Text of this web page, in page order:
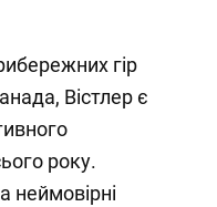
гір
Вістлер є
року.
неймовірні